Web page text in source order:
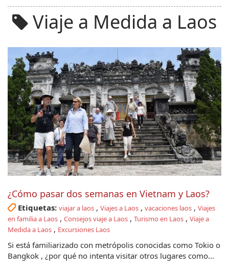
Viaje a Medida a Laos
¿Cómo pasar dos semanas en Vietnam y Laos?
Etiquetas: viajar a laos , Viajes a Laos , vacaciones laos , Viajes
en familia a Laos , Consejos viaje a Laos , Turismo en Laos , Viaje a
Medida a Laos , Excursiones Laos
Si está familiarizado con metrópolis conocidas como Tokio o
Bangkok , ¿por qué no intenta visitar otros lugares como...